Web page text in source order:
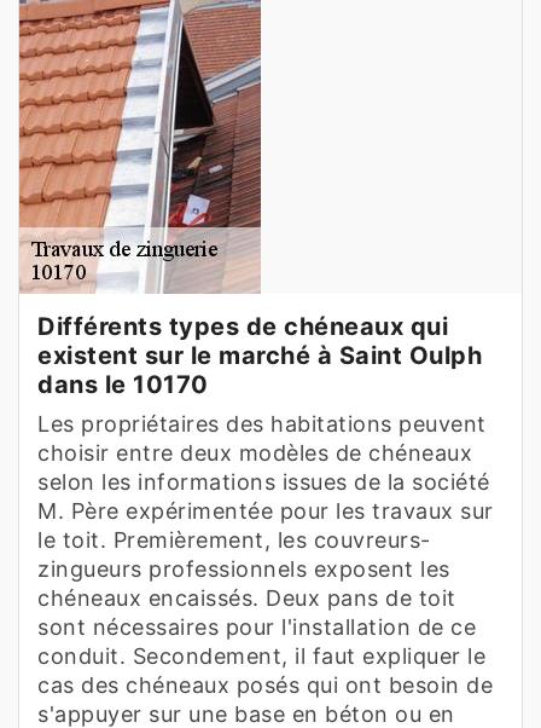
Différents types de chéneaux qui
existent sur le marché à Saint Oulph
dans le 10170
Les propriétaires des habitations peuvent
choisir entre deux modèles de chéneaux
selon les informations issues de la société
M. Père expérimentée pour les travaux sur
le toit. Premièrement, les couvreurs-
zingueurs professionnels exposent les
chéneaux encaissés. Deux pans de toit
sont nécessaires pour l'installation de ce
conduit. Secondement, il faut expliquer le
cas des chéneaux posés qui ont besoin de
s'appuyer sur une base en béton ou en